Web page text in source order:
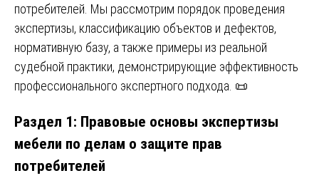
потребителей. Мы рассмотрим порядок проведения
экспертизы, классификацию объектов и дефектов,
нормативную базу, а также примеры из реальной
судебной практики, демонстрирующие эффективность
профессионального экспертного подхода. 📜
Раздел 1: Правовые основы экспертизы
мебели по делам о защите прав
потребителей